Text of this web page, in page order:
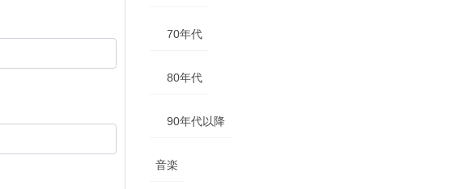
70年代
80年代
90年代以降
音楽